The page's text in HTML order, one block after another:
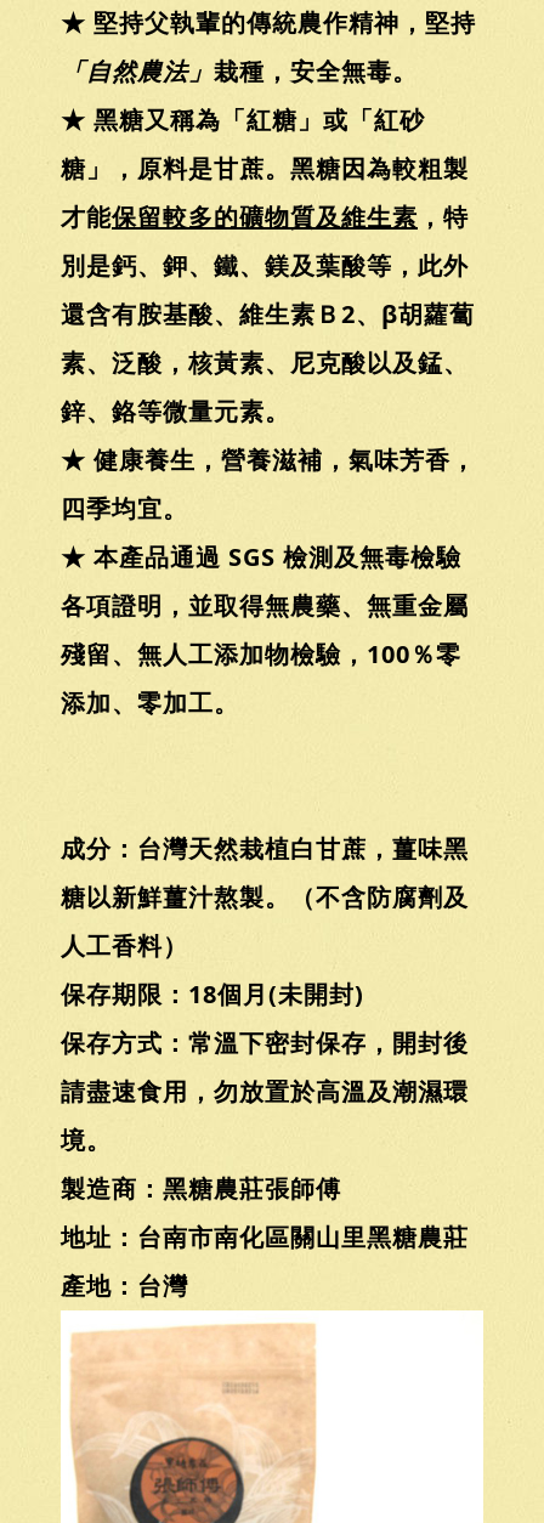
★ 堅持父執輩的傳統農作精神，堅持
「自然農法」 栽種，安全無毒。
★ 黑糖又稱為「紅糖」或「紅砂
糖」，原料是甘蔗。黑糖因為較粗製
才能保留較多的礦物質及維生素 ，特
別是鈣、鉀、鐵、鎂及葉酸等，此外
還含有胺基酸、維生素Ｂ2、β胡蘿蔔
素、泛酸，核黃素、尼克酸以及錳、
鋅、鉻等微量元素。
★ 健康養生，營養滋補，氣味芳香，
四季均宜。
★ 本產品通過 SGS 檢測及無毒檢驗
各項證明，並取得無農藥、無重金屬
殘留、無人工添加物檢驗，100％零
添加、零加工。
成分：台灣天然栽植白甘蔗，薑味黑
糖以新鮮薑汁熬製。（不含防腐劑及
人工香料）
保存期限：18個月(未開封)
保存方式：常溫下密封保存，開封後
請盡速食用，勿放置於高溫及潮濕環
境。
製造商：黑糖農莊張師傅
地址：台南市南化區關山里黑糖農莊
產地：台灣